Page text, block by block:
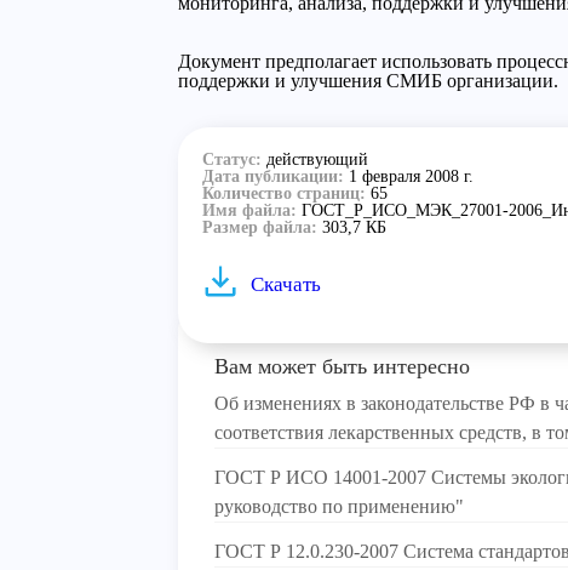
Документ предполагает использовать
поддержки и улучшения СМИБ организации.
Статус: действующий
Дата публикации: 1 февраля 2008 г.
Количество страниц: 65
Имя файла: ГОСТ_Р_ИСО_МЭК_27001-
Размер файла: 303,7 КБ
Скачать
Вам может быть интересно
Об изменениях в законодательстве РФ в
соответствия лекарственных средств, в
ГОСТ Р ИСО 14001-2007 Системы
руководство по применению"
ГОСТ Р 12.0.230-2007 Система стандартов